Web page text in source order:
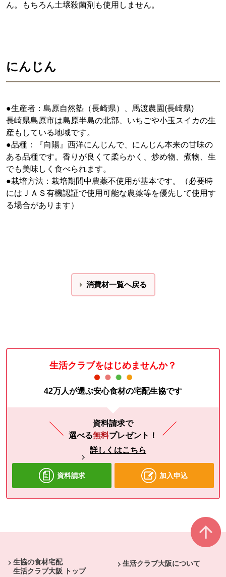
ん。もちろん土壌殺菌剤も使用しません。
にんじん
●生産者：島原自然塾（長崎県）、馬渡農園(長崎県)
長崎県島原市は島原半島の北部、いちごや小玉スイカの生
産もしている地域です。
●品種：『向陽』西洋にんじんで、にんじん本来の甘味の
ある品種です。香りが良くて柔らかく、炒め物、煮物、生
でも美味しく食べられます。
●栽培方法：栽培期間中農薬不使用が基本です。（必要時
にはＪＡＳ有機認証で使用可能な農薬等を優先して使用す
る場合があります）
消費材一覧へ戻る
生活クラブをはじめませんか？
42万人が選ぶ安心食材の宅配生協です
資料請求で
選べる無料プレゼント！
詳しくはこちら
資料請求 加入申込
生協の食材宅配
生活クラブ大阪 トップ
生活クラブ大阪について